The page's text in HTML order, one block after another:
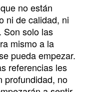
no están
ni de calidad, ni
Son solo las
mismo a la
pueda empezar.
referencias les
profundidad, no